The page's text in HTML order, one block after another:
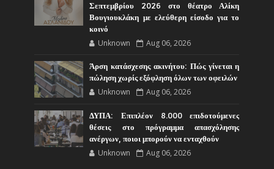
Σεπτεμβρίου 2026 στο θέατρο Αλίκη
Βουγιουκλάκη με ελεύθερη είσοδο για το
κοινό
Unknown Aug 06, 2026
Άρση κατάσχεσης ακινήτου: Πώς γίνεται η
πώληση χωρίς εξόφληση όλων των οφειλών
Unknown Aug 06, 2026
ΔΥΠΑ: Επιπλέον 8.000 επιδοτούμενες
θέσεις στο πρόγραμμα απασχόλησης
ανέργων, ποιοι μπορούν να ενταχθούν
Unknown Aug 06, 2026